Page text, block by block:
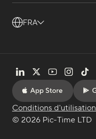
FRA
© 2026 Pic-Time LTD
Conditions d'utilisation